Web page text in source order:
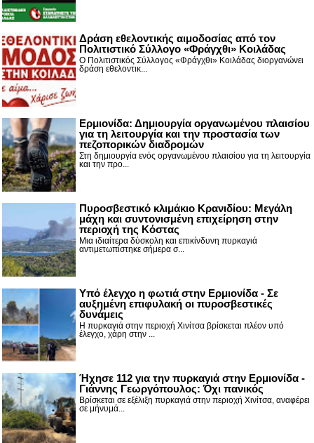
Δράση εθελοντικής αιμοδοσίας από τον
Πολιτιστικό Σύλλογο «Φράγχθι» Κοιλάδας
Ο Πολιτιστικός Σύλλογος «Φράγχθι» Κοιλάδας διοργανώνει
δράση εθελοντικ...
Ερμιονίδα: Δημιουργία οργανωμένου πλαισίου
για τη λειτουργία και την προστασία των
πεζοπορικών διαδρομών
Στη δημιουργία ενός οργανωμένου πλαισίου για τη λειτουργία
και την προ...
Πυροσβεστικό κλιμάκιο Κρανιδίου: Μεγάλη
μάχη και συντονισμένη επιχείρηση στην
περιοχή της Κόστας
Μια ιδιαίτερα δύσκολη και επικίνδυνη πυρκαγιά
αντιμετωπίστηκε σήμερα σ...
Υπό έλεγχο η φωτιά στην Ερμιονίδα - Σε
αυξημένη επιφυλακή οι πυροσβεστικές
δυνάμεις
Η πυρκαγιά στην περιοχή Χινίτσα βρίσκεται πλέον υπό
έλεγχο, χάρη στην ...
Ήχησε 112 για την πυρκαγιά στην Ερμιονίδα -
Γιάννης Γεωργόπουλος: Όχι πανικός
Βρίσκεται σε εξέλιξη πυρκαγιά στην περιοχή Χινίτσα, αναφέρει
σε μήνυμά...